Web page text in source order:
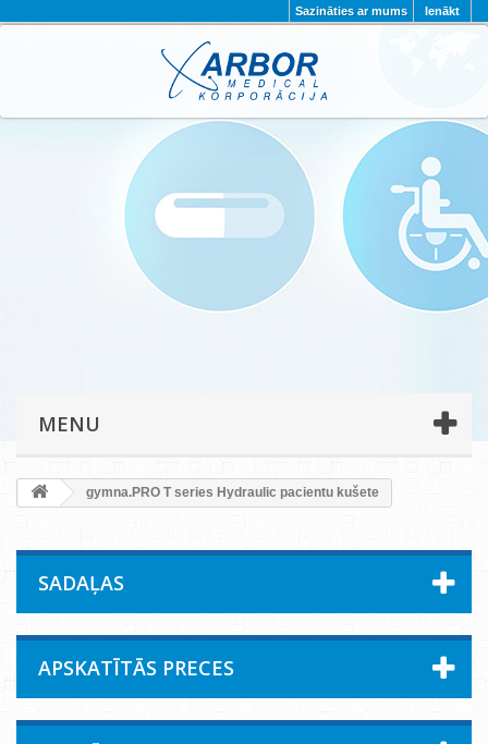
Ienākt
Sazināties ar mums
PAR MUMS PROJEKTI
KONTAKTI
PRIVĀTUMA POLITIKA
MENU
gymna.PRO T series Hydraulic pacientu kušete
SADAĻAS
APSKATĪTĀS PRECES